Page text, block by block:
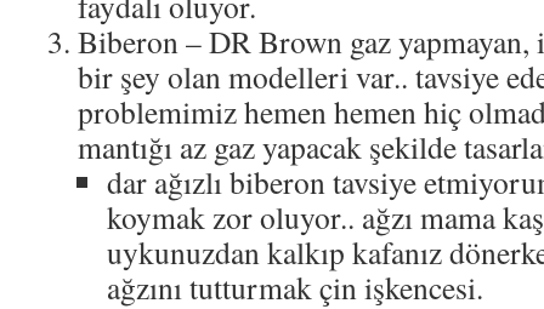
Biberon – DR Brown gaz
bir şey olan modelleri var.. tavsiye
problemimiz hemen hemen hiç
mantığı az gaz yapacak şekilde
dar ağızlı biberon tavsiye
koymak zor oluyor.. ağzı mama
uykunuzdan kalkıp kafanız
ağzını tutturmak çin işkencesi.